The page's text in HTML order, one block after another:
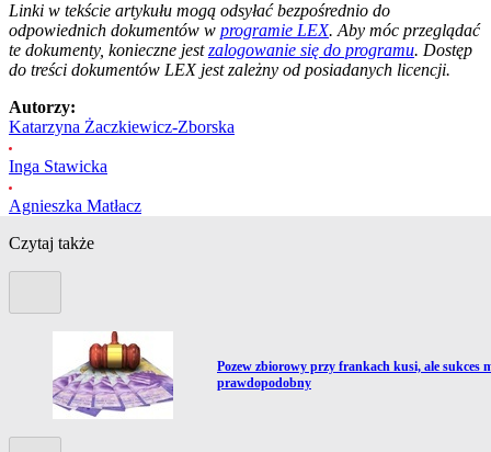
Linki w tekście artykułu mogą odsyłać bezpośrednio do
odpowiednich dokumentów w programie LEX. Aby móc przeglądać
te dokumenty, konieczne jestzalogowanie się do programu. Dostęp
do treści dokumentów LEX jest zależny od posiadanych licencji.
Autorzy:
Katarzyna Żaczkiewicz-Zborska
Inga Stawicka
Agnieszka Matłacz
Czytaj także
Przejdź do artykułu:
Pozew zbiorowy przy frankach kusi, ale sukces
prawdopodobny